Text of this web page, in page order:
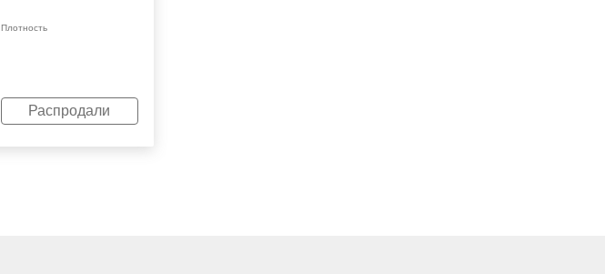
Плотность
Распродали